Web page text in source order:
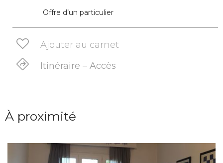
Offre d’un particulier
Ajouter au carnet
Itinéraire – Accès
À proximité